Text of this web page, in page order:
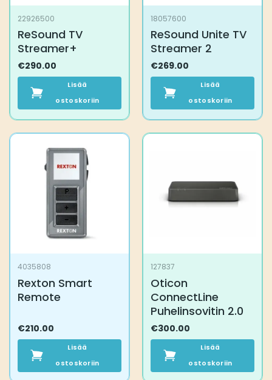
22926500
ReSound TV
Streamer+
€290.00
Lisää
ostoskoriin
18057600
ReSound Unite TV
Streamer 2
€269.00
Lisää
ostoskoriin
4035808
Rexton Smart
Remote
€210.00
Lisää
ostoskoriin
127837
Oticon
ConnectLine
Puhelinsovitin 2.0
€300.00
Lisää
ostoskoriin